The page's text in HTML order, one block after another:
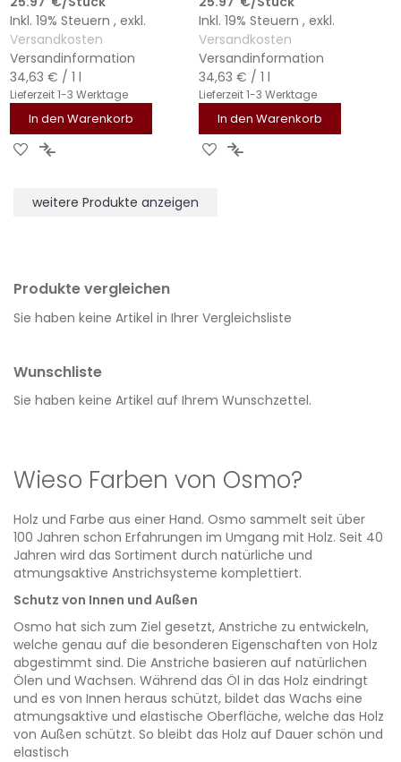
Inkl. 19% Steuern , exkl.
Versandkosten
Versandinformation
34,63 € / 1 l
Lieferzeit1-3 Werktage
In den Warenkorb
ZUR
HINZUFÜGEN
ZUR
HINZUFÜGEN
Inkl. 19% Steuern , exkl.
Versandkosten
Versandinformation
34,63 € / 1 l
Lieferzeit1-3 Werktage
In den Warenkorb
ZURZUR
weitere Produkte anzeigen
Produkte vergleichen
Sie haben keine Artikel in Ihrer Vergleichsliste
Wunschliste
Sie haben keine Artikel auf Ihrem Wunschzettel.
Wieso Farben von Osmo?
Holz und Farbe aus einer Hand. Osmo sammelt seit über
100 Jahren schon Erfahrungen im Umgang mit Holz. Seit 40
Jahren wird das Sortiment durch natürliche und
atmungsaktive Anstrichsysteme komplettiert.
Schutz von Innen und Außen
Osmo hat sich zum Ziel gesetzt, Anstriche zu entwickeln,
welche genau auf die besonderen Eigenschaften von Holz
abgestimmt sind. Die Anstriche basieren auf natürlichen
Ölen und Wachsen. Während das Öl in das Holz eindringt
und es von Innen heraus schützt, bildet das Wachs eine
atmungsaktive und elastische Oberfläche, welche das Holz
von Außen schützt. So bleibt das Holz auf Dauer schön und
elastisch